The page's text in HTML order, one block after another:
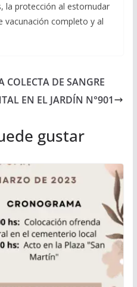
la protección al estornudar
vacunación completo y al
COLECTA DE SANGRE
EN EL JARDÍN N°901
gustar